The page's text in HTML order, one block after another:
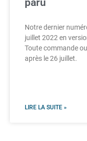
paru
Notre dernier
juillet 2022 en
Toute commande
après le 26 juillet.
LIRE LA SUITE »